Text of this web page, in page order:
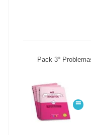
Pack 3º
=